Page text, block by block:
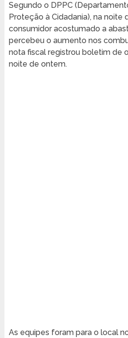
Segundo o DPPC
Proteção à Cidadania), na noite
consumidor acostumado a
percebeu o aumento nos
nota fiscal registrou boletim de
noite de ontem.
As equipes foram para o local